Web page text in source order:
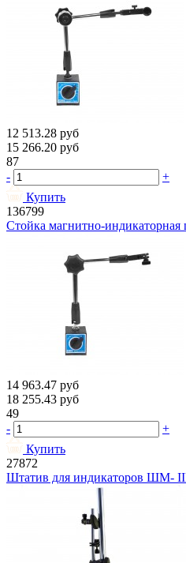
12 513.28 руб
15 266.20 руб
87
-
+
Купить
136799
Стойка магнитно-
14 963.47 руб
18 255.43 руб
49
-
+
Купить
27872
Штатив для индикаторов ШМ-